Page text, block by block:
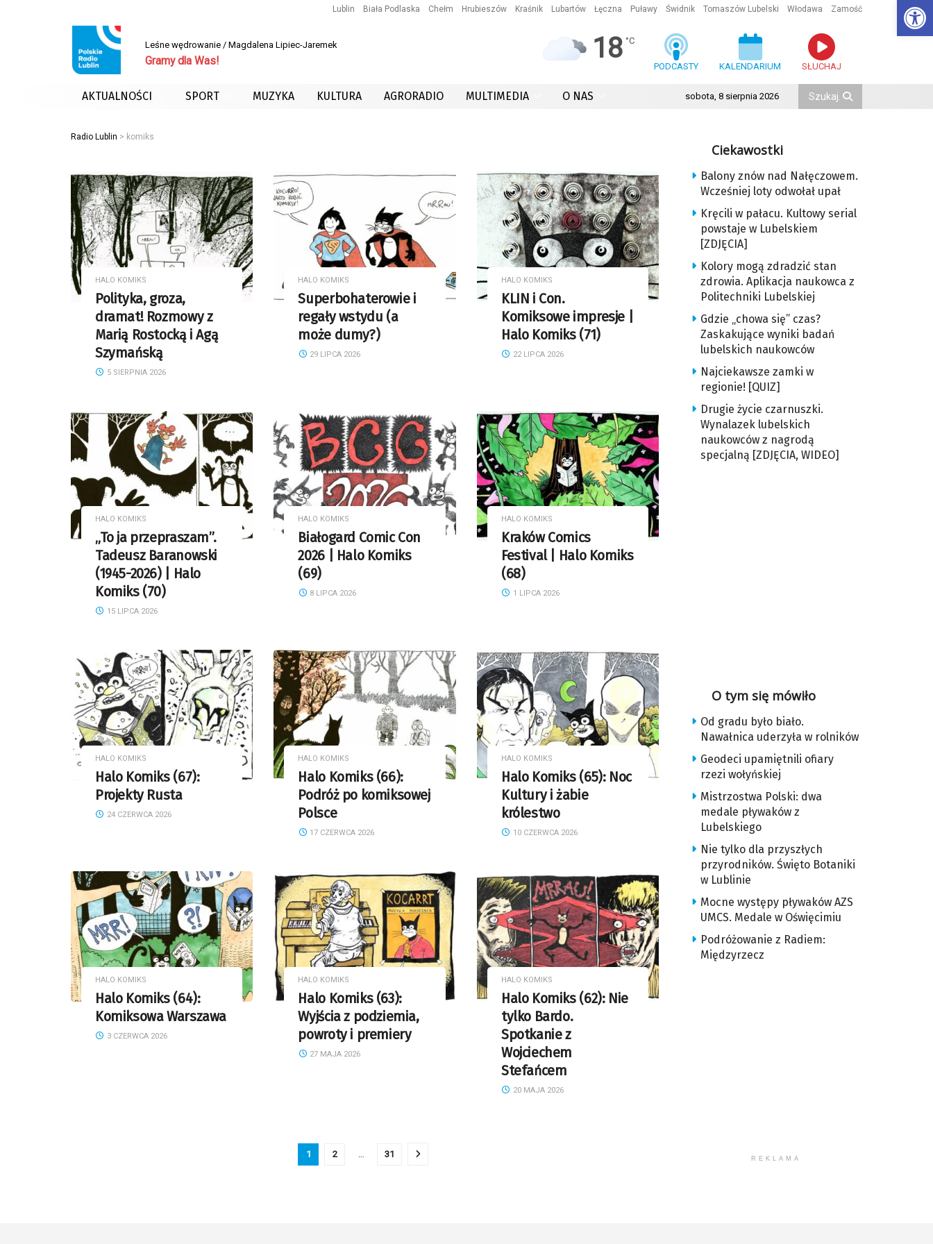
Lublin Biała Podlaska Chełm Hrubieszów Kraśnik Lubartów Łęczna Puławy Świdnik Tomaszów Lubelski Włodawa Zamość
Leśne wędrowanie / Magdalena Lipiec-Jaremek
Gramy dla Was! 18 °C
PODCASTY KALENDARIUM SŁUCHAJ
AKTUALNOŚCI SPORT MUZYKA KULTURA AGRORADIO MULTIMEDIA O NAS sobota, 8 sierpnia 2026
Radio Lublin > komiks
HALO KOMIKS
Polityka, groza,
dramat! Rozmowy z
Marią Rostocką i Agą
Szymańską
5 SIERPNIA 2026
HALO KOMIKS
Superbohaterowie i
regały wstydu (a
może dumy?)
29 LIPCA 2026
HALO KOMIKS
KLIN i Con.
Komiksowe impresje |
Halo Komiks (71)
22 LIPCA 2026
HALO KOMIKS
„To ja przepraszam”.
Tadeusz Baranowski
(1945-2026) | Halo
Komiks (70)
15 LIPCA 2026
HALO KOMIKS
Białogard Comic Con
2026 | Halo Komiks
(69)
8 LIPCA 2026
HALO KOMIKS
Kraków Comics
Festival | Halo Komiks
(68)
1 LIPCA 2026
HALO KOMIKS
Halo Komiks (67):
Projekty Rusta
24 CZERWCA 2026
HALO KOMIKS
Halo Komiks (66):
Podróż po komiksowej
Polsce
17 CZERWCA 2026
HALO KOMIKS
Halo Komiks (65): Noc
Kultury i żabie
królestwo
10 CZERWCA 2026
HALO KOMIKS
Halo Komiks (64):
Komiksowa Warszawa
3 CZERWCA 2026
HALO KOMIKS
Halo Komiks (63):
Wyjścia z podziemia,
powroty i premiery
27 MAJA 2026
HALO KOMIKS
Halo Komiks (62): Nie
tylko Bardo.
Spotkanie z
Wojciechem
Stefańcem
20 MAJA 2026
1 2 31
Ciekawostki
Balony znów nad Nałęczowem.
Wcześniej loty odwołał upał
Kręcili w pałacu. Kultowy serial
powstaje w Lubelskiem
[ZDJĘCIA]
Kolory mogą zdradzić stan
zdrowia. Aplikacja naukowca z
Politechniki Lubelskiej
Gdzie „chowa się” czas?
Zaskakujące wyniki badań
lubelskich naukowców
Najciekawsze zamki w
regionie! [QUIZ]
Drugie życie czarnuszki.
Wynalazek lubelskich
naukowców z nagrodą
specjalną [ZDJĘCIA, WIDEO]
O tym się mówiło
Od gradu było biało.
Nawałnica uderzyła w rolników
Geodeci upamiętnili ofiary
rzezi wołyńskiej
Mistrzostwa Polski: dwa
medale pływaków z
Lubelskiego
Nie tylko dla przyszłych
przyrodników. Święto Botaniki
w Lublinie
Mocne występy pływaków AZS
UMCS. Medale w Oświęcimiu
Podróżowanie z Radiem:
Międzyrzecz
REKLAMA